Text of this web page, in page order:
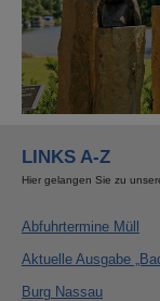
LINKS A-Z
Hier gelangen Sie zu
Abfuhrtermine Müll
Aktuelle Ausgabe
Burg Nassau